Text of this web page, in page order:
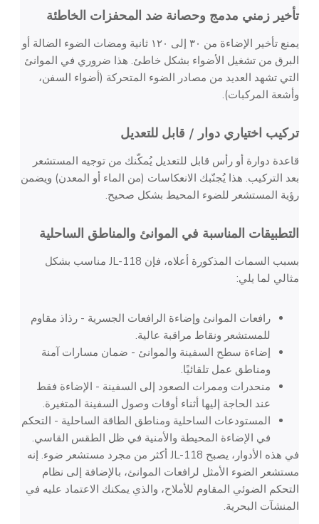
تأخير زمني مدمج وحصانة ضد المحفزات الخاطئة
يمنع تأخير الإضاءة من ٣٠ إلى ١٢٠ ثانية ومضات الضوء الضالة أو
البرق من تشغيل الأضواء بشكل خاطئ. هذا ضروري في الموانئ
التي تشهد العديد من مصادر الضوء المتحركة (أضواء السفن،
وأشعة المركبات).
تركيب اختياري دوار / قابل للتعديل
قاعدة دوارة أو رأس قابل للتعديل يُمكّنك من توجيه المستشعر
بعد التركيب. هذا يُجنّبك الانعكاسات (من الماء أو المعدن) ويضمن
رؤية المستشعر للضوء المحيط بشكل صحيح.
التطبيقات المناسبة في الموانئ والمناطق الساحلية
بسبب السمات المذكورة أعلاه، فإن JL-118 مناسب بشكل
مثالي لما يلي:
رافعات الموانئ وإضاءة الرافعات الجسرية - رذاذ مقاوم
للمستشعر ونقاط مراقبة عالية.
إضاءة سطح السفينة والموانئ - ضمان مسارات آمنة
ومناطق عمل تلقائيًا.
منحدرات وممرات الصعود إلى السفينة - الإضاءة فقط
عند الحاجة إليها أثناء أوقات وصول السفينة المتغيرة.
المستودعات الساحلية ومناطق الطاقة الساحلية - التحكم
في الإضاءة المحيطة والأمنية في ظل الطقس القاسي.
في هذه الأدوار، يصبح JL-118 أكثر من مجرد مستشعر ضوء. إنه
مستشعر الضوء الأمثل لرافعات الموانئ، بالإضافة إلى نظام
التحكم الضوئي المقاوم للأملاح، والذي يمكنك الاعتماد عليه في
المنشآت البحرية.